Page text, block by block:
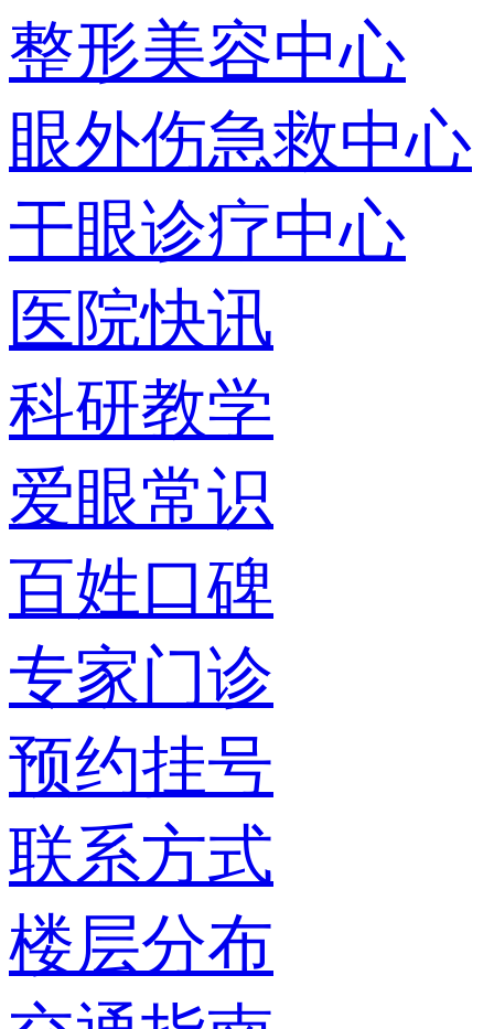
整形美容中心
眼外伤急救中心
干眼诊疗中心
医院快讯
科研教学
爱眼常识
百姓口碑
专家门诊
预约挂号
联系方式
楼层分布